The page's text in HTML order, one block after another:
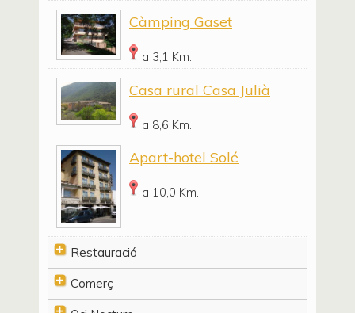
Càmping Gaset
a 3,1 Km.
Casa rural Casa Julià
a 8,6 Km.
Apart-hotel Solé
a 10,0 Km.
Restauració
Comerç